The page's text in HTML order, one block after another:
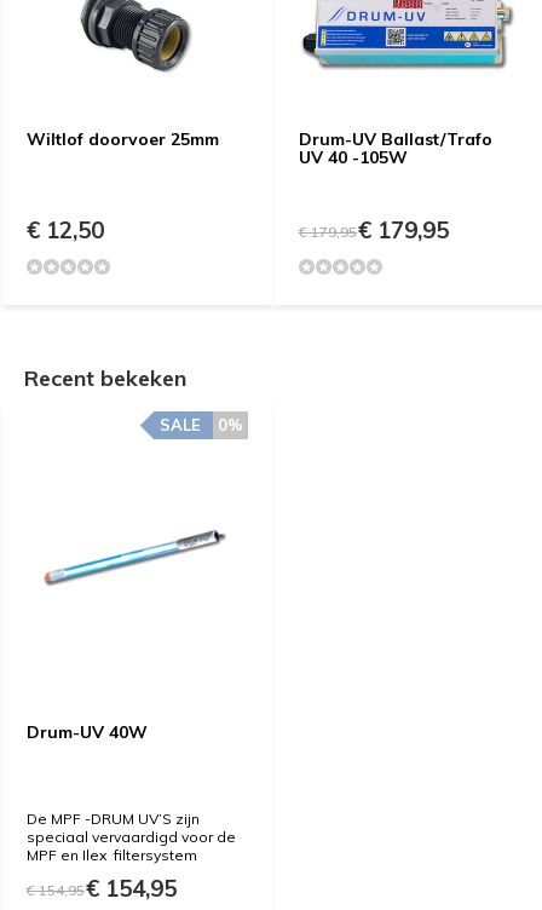
Wiltlof doorvoer 25mm
€ 12,50
Drum-UV Ballast/Trafo
UV 40 -105W
€ 179,95€ 179,95
Recent bekeken
Drum-UV 40W
0%
SALE
De MPF -DRUM UV’S zijn
speciaal vervaardigd voor de
MPF en Ilex filtersystem
€ 154,95€ 154,95